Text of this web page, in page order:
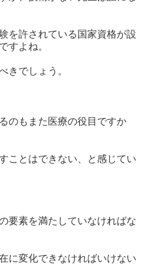
を許されている国家資格が設
すよね。
きでしょう。
のもまた医療の役目ですか
ことはできない、と感じてい
要素を満たしていなければな
に変化できなければいけない